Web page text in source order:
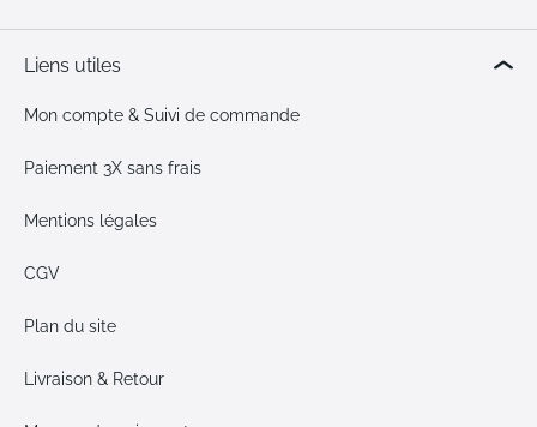
Liens utiles
Mon compte & Suivi de commande
Paiement 3X sans frais
Mentions légales
CGV
Plan du site
Livraison & Retour